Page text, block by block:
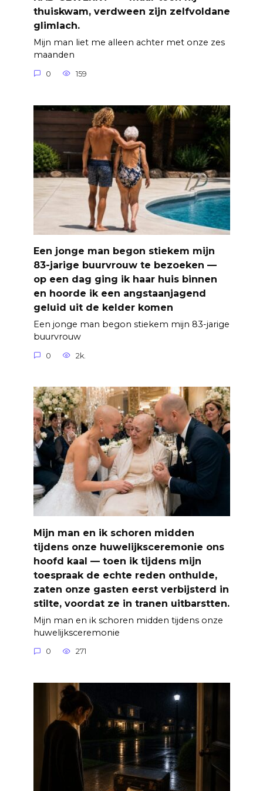
thuiskwam, verdween zijn zelfvoldane
glimlach.
Mijn man liet me alleen achter met onze zes
maanden
0 159
Een jonge man begon stiekem mijn
83-jarige buurvrouw te bezoeken —
op een dag ging ik haar huis binnen
en hoorde ik een angstaanjagend
geluid uit de kelder komen
Een jonge man begon stiekem mijn 83-jarige
buurvrouw
0 2k.
Mijn man en ik schoren midden
tijdens onze huwelijksceremonie ons
hoofd kaal — toen ik tijdens mijn
toespraak de echte reden onthulde,
zaten onze gasten eerst verbijsterd in
stilte, voordat ze in tranen uitbarstten.
Mijn man en ik schoren midden tijdens onze
huwelijksceremonie
0 271